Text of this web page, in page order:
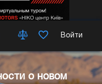
Войти
о новом